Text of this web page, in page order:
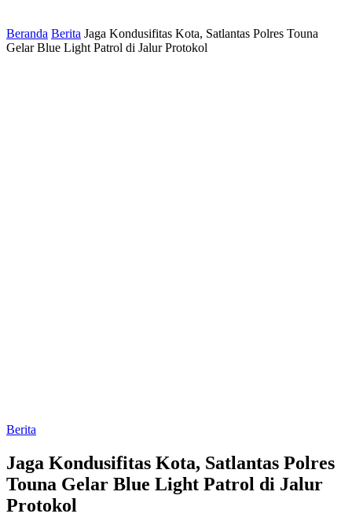
Beranda Berita Jaga Kondusifitas Kota, Satlantas Polres Touna
Gelar Blue Light Patrol di Jalur Protokol
Berita
Jaga Kondusifitas Kota, Satlantas Polres
Touna Gelar Blue Light Patrol di Jalur
Protokol